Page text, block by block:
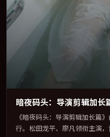
暗夜码头：导演剪辑加长
《暗夜码头：导演剪辑加长篇
行。松田龙平、廖凡领衔主演